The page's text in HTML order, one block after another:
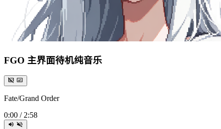
FGO 主界面待机纯音乐
Fate/Grand Order
0:00 / 2:58